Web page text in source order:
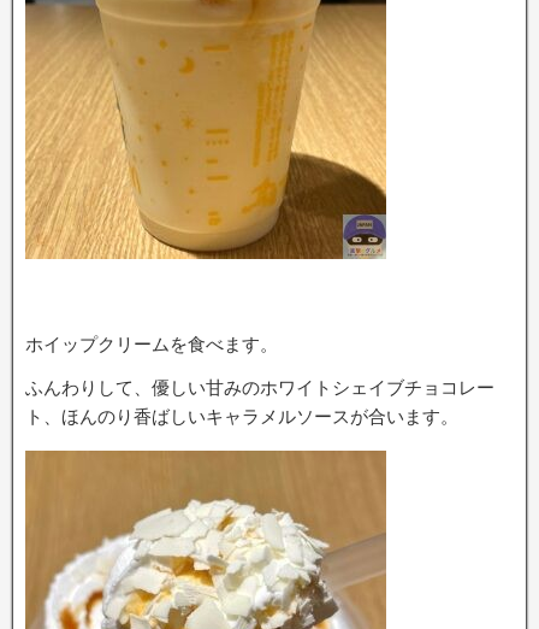
ホイップクリームを食べます。
ふんわりして、優しい甘みのホワイトシェイブチョコレー
ト、ほんのり香ばしいキャラメルソースが合います。